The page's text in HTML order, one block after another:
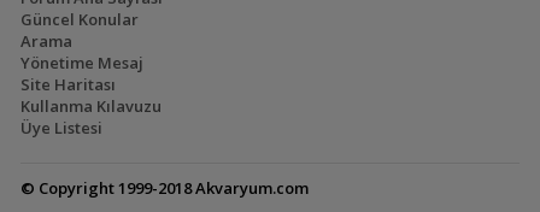
Güncel Konular
Arama
Yönetime Mesaj
Site Haritası
Kullanma Kılavuzu
Üye Listesi
© Copyright 1999-2018 Akvaryum.com